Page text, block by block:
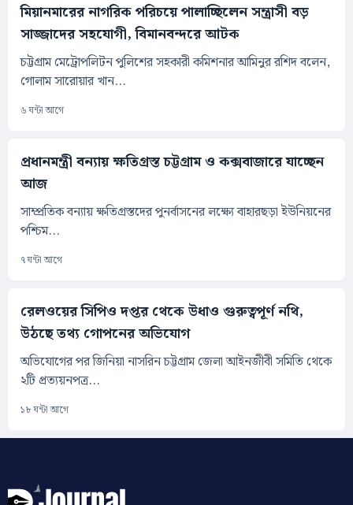
মিয়ানমারের নাগরিক পরিচয়ে পালাচ্ছিলেন সন্ত্রাসী বড়
সাজ্জাদের সহযোগী, বিমানবন্দরে আটক
চট্টগ্রাম মেট্রোপলিটন পুলিশের সহকারী কমিশনার আমিনুর রশিদ বলেন,
গোলাম সারোয়ার খান...
৬ ঘন্টা আগে
প্রধানমন্ত্রী বন্যায় ক্ষতিগ্রস্ত চট্টগ্রাম ও কক্সবাজারে যাচ্ছেন
আজ
সাম্প্রতিক বন্যায় ক্ষতিগ্রস্তদের পুনর্বাসনের লক্ষ্যে বাহারছড়া ইউনিয়নের
পশ্চিম...
৭ ঘন্টা আগে
রেলওয়ের সিপিও দপ্তর থেকে উধাও গুরুত্বপূর্ণ নথি,
উঠছে তথ্য গোপনের অভিযোগ
অভিযোগের পর জিনিয়া নাসরিন চট্টগ্রাম জেলা আইনজীবী সমিতি থেকে
২টি প্রত্যয়নপত্র...
১৮ ঘন্টা আগে